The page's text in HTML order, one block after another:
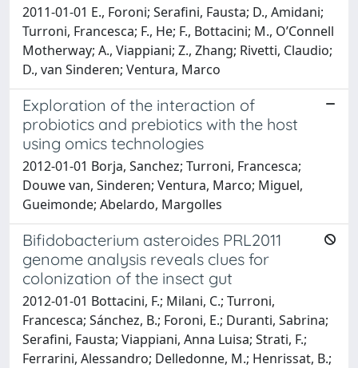
2011-01-01 E., Foroni; Serafini, Fausta; D., Amidani;
Turroni, Francesca; F., He; F., Bottacini; M., O’Connell
Motherway; A., Viappiani; Z., Zhang; Rivetti, Claudio;
D., van Sinderen; Ventura, Marco
Exploration of the interaction of
probiotics and prebiotics with the host
using omics technologies
2012-01-01 Borja, Sanchez; Turroni, Francesca;
Douwe van, Sinderen; Ventura, Marco; Miguel,
Gueimonde; Abelardo, Margolles
Bifidobacterium asteroides PRL2011
genome analysis reveals clues for
colonization of the insect gut
2012-01-01 Bottacini, F.; Milani, C.; Turroni,
Francesca; Sánchez, B.; Foroni, E.; Duranti, Sabrina;
Serafini, Fausta; Viappiani, Anna Luisa; Strati, F.;
Ferrarini, Alessandro; Delledonne, M.; Henrissat, B.;